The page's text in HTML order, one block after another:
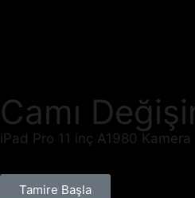
Camı
iPad Pro 11 inç A1980 Kamera
Tamire Başla